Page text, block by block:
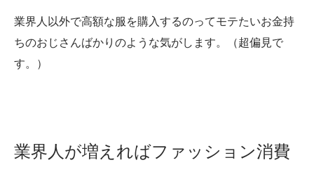
業界人以外で高額な服を購入するのってモテたいお金持
ちのおじさんばかりのような気がします。（超偏見で
す。）
業界人が増えればファッション消費